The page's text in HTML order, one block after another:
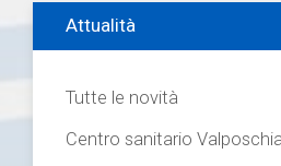
Attualità
Tutte le novità
Centro sanitario